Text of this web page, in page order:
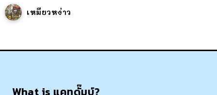
เหมียวหง่าว